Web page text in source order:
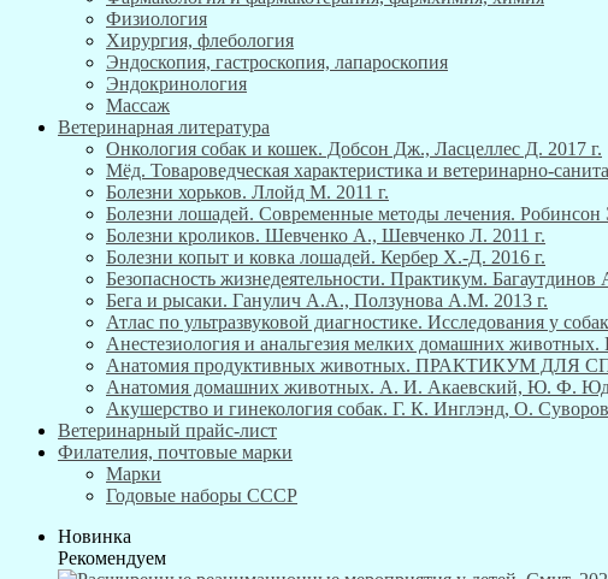
Физиология
Хирургия, флебология
Эндоскопия, гастроскопия, лапароскопия
Эндокринология
Массаж
Ветеринарная литература
Онкология собак и кошек. Добсон Дж., Ласцеллес Д. 2017 г.
Мёд. Товароведческая характеристика и ветеринарно-
Болезни хорьков. Ллойд М. 2011 г.
Болезни лошадей. Современные методы лечения. Робинсон
Болезни кроликов. Шевченко А., Шевченко Л. 2011 г.
Болезни копыт и ковка лошадей. Кербер Х.-Д. 2016 г.
Безопасность жизнедеятельности. Практикум.
Бега и рысаки. Ганулич А.А., Ползунова А.М. 2013 г.
Атлас по ультразвуковой диагностике. Исследования у
Анестезиология и анальгезия мелких домашних животных.
Анатомия продуктивных животных. ПРАКТИКУМ
Анатомия домашних животных. А. И. Акаевский, Ю. Ф.
Акушерство и гинекология собак. Г. К. Инглэнд, О.
Ветеринарный прайс-лист
Филателия, почтовые марки
Марки
Годовые наборы СССР
Новинка
Рекомендуем